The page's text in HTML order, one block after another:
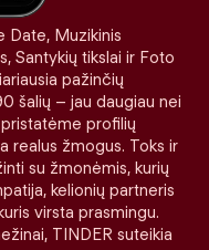
Date, Muzikinis
Santykių tikslai ir Foto
pažinčių
šalių – jau daugiau nei
profilių
realus žmogus. Toks ir
su žmonėmis, kurių
kelionių partneris
virsta prasmingu.
TINDER suteikia